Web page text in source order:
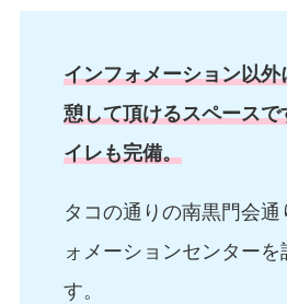
インフォメーション以
憩して頂けるスペース
イレも完備。
タコの通りの南黒門会通
ォメーションセンターを
す。